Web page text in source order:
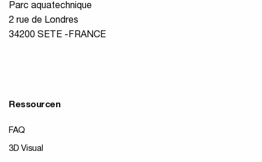
Parc aquatechnique
2 rue de Londres
34200 SETE -FRANCE
Ressourcen
FAQ
3D Visual